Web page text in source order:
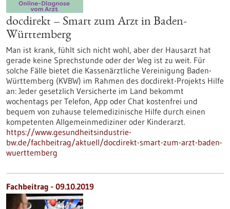
docdirekt – Smart zum Arzt in Baden-
Württemberg
Man ist krank, fühlt sich nicht wohl, aber der Hausarzt hat
gerade keine Sprechstunde oder der Weg ist zu weit. Für
solche Fälle bietet die Kassenärztliche Vereinigung Baden-
Württemberg (KVBW) im Rahmen des docdirekt-Projekts Hilfe
an: Jeder gesetzlich Versicherte im Land bekommt
wochentags per Telefon, App oder Chat kostenfrei und
bequem von zuhause telemedizinische Hilfe durch einen
kompetenten Allgemeinmediziner oder Kinderarzt.
https://www.gesundheitsindustrie-
bw.de/fachbeitrag/aktuell/docdirekt-smart-zum-arzt-baden-
wuerttemberg
Fachbeitrag - 09.10.2019